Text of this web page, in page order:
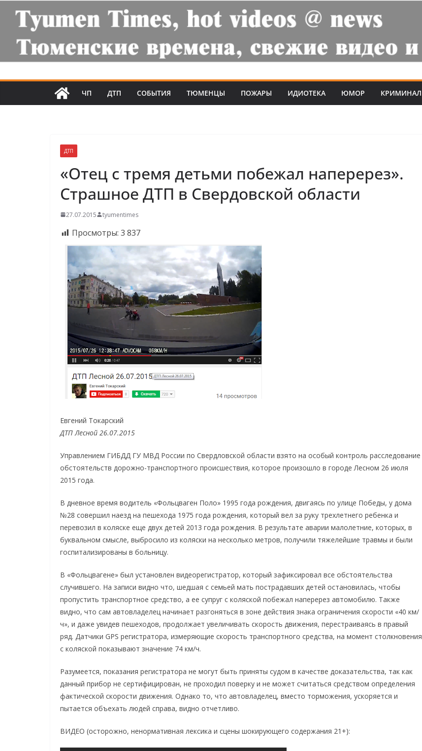
ЧП ДТП СОБЫТИЯ ТЮМЕНЦЫ ПОЖАРЫ ИДИОТЕКА ЮМОР КРИМИНАЛ
ДТП
«Отец с тремя детьми побежал наперерез».
Страшное ДТП в Свердовской области
27.07.2015 tyumentimes
Просмотры: 3 837
Евгений Токарский
ДТП Лесной 26.07.2015
Управлением ГИБДД ГУ МВД России по Свердловской области взято на особый контроль расследование
обстоятельств дорожно-транспортного происшествия, которое произошло в городе Лесном 26 июля
2015 года.
В дневное время водитель «Фольцваген Поло» 1995 года рождения, двигаясь по улице Победы, у дома
№28 совершил наезд на пешехода 1975 года рождения, который вел за руку трехлетнего ребенка и
перевозил в коляске еще двух детей 2013 года рождения. В результате аварии малолетние, которых, в
буквальном смысле, выбросило из коляски на несколько метров, получили тяжелейшие травмы и были
госпитализированы в больницу.
В «Фольцвагене» был установлен видеорегистратор, который зафиксировал все обстоятельства
случившего. На записи видно что, шедшая с семьей мать пострадавших детей остановилась, чтобы
пропустить транспортное средство, а ее супруг с коляской побежал наперерез автомобилю. Также
видно, что сам автовладелец начинает разгоняться в зоне действия знака ограничения скорости «40 км/
ч», и даже увидев пешеходов, продолжает увеличивать скорость движения, перестраиваясь в правый
ряд. Датчики GPS регистратора, измеряющие скорость транспортного средства, на момент столкновения
с коляской показывают значение 74 км/ч.
Разумеется, показания регистратора не могут быть приняты судом в качестве доказательства, так как
данный прибор не сертифицирован, не проходил поверку и не может считаться средством определения
фактической скорости движения. Однако то, что автовладелец, вместо торможения, ускоряется и
пытается объехать людей справа, видно отчетливо.
ВИДЕО (осторожно, ненормативная лексика и сцены шокирующего содержания 21+):